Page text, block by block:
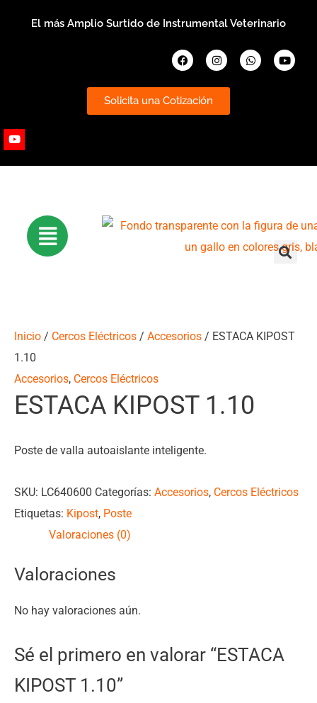
El más Amplio Surtido de Instrumental Veterinario
FacebookInstagramWhatsapp
Solicita una Cotización
Youtube
Inicio / Cercos Eléctricos / Accesorios / ESTACA KIPOST
1.10
Accesorios, Cercos Eléctricos
ESTACA KIPOST 1.10
Poste de valla autoaislante inteligente.
SKU: LC640600 Categorías: Accesorios, Cercos Eléctricos
Etiquetas: Kipost, Poste
Valoraciones (0)
Valoraciones
No hay valoraciones aún.
Sé el primero en valorar “ESTACA
KIPOST 1.10”